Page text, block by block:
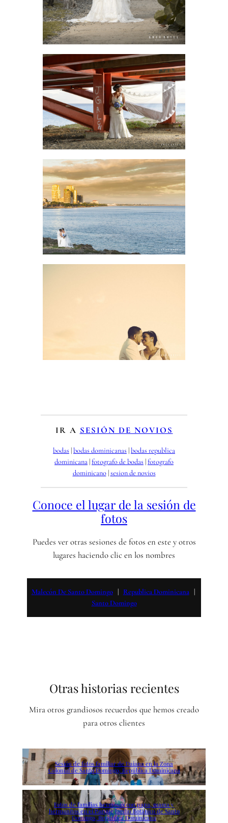
IR A SESIÓN DE NOVIOS
bodas | bodas dominicanas | bodas republica
dominicana | fotografo de bodas | fotografo
dominicano | sesion de novios
Conoce el lugar de la sesión de
fotos
Puedes ver otras sesiones de fotos en este y otros
lugares haciendo clic en los nombres
Malecón De Santo Domingo
   |
Republica Dominicana
Santo Domingo
Otras historias recientes
Mira otros grandiosos recuerdos que hemos creado
para otros clientes
Sesión de fotos familiar de Daiana en la Zona
Colonial de Santo Domingo, República Dominicana
Fotos de familias hermosas con papa, mama y
hermanitos en el Parque Jardín Botánico de Santo
Domingo, República Dominicana